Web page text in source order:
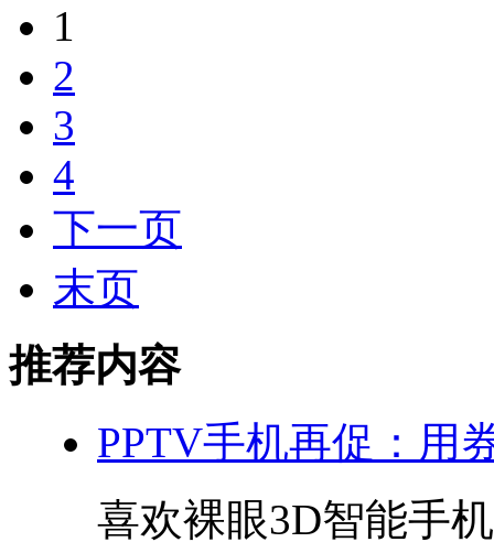
1
2
3
4
下一页
末页
推荐内容
PPTV手机再促：用
喜欢裸眼3D智能手